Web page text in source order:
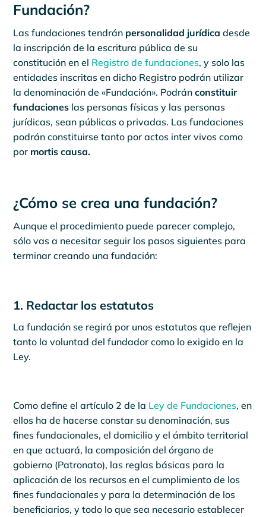
Fundación?
Las fundaciones tendrán personalidad jurídica desde
la inscripción de la escritura pública de su
constitución en el Registro de fundaciones, y solo las
entidades inscritas en dicho Registro podrán utilizar
la denominación de «Fundación». Podrán constituir
fundaciones las personas físicas y las personas
jurídicas, sean públicas o privadas. Las fundaciones
podrán constituirse tanto por actos inter vivos como
por mortis causa.
¿Cómo se crea una fundación?
Aunque el procedimiento puede parecer complejo,
sólo vas a necesitar seguir los pasos siguientes para
terminar creando una fundación:
1. Redactar los estatutos
La fundación se regirá por unos estatutos que reflejen
tanto la voluntad del fundador como lo exigido en la
Ley.
Como define el artículo 2 de la Ley de Fundaciones, en
ellos ha de hacerse constar su denominación, sus
fines fundacionales, el domicilio y el ámbito territorial
en que actuará, la composición del órgano de
gobierno (Patronato), las reglas básicas para la
aplicación de los recursos en el cumplimiento de los
fines fundacionales y para la determinación de los
beneficiarios, y todo lo que sea necesario establecer